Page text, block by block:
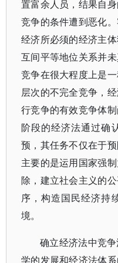
置富余人员，结果自
竞争的条件遭到恶化
经济所必须的经济主
互间平等地位关系并
竞争在很大程度上是
层次的不完全竞争，
行竞争的有效竞争体
阶段的经济法通过确
预，其任务不仅在于
主要的是运用国家强
除，建立社会主义的
序，构造国民经济持
境。
确立经济法中竞
学的发展和经济法体